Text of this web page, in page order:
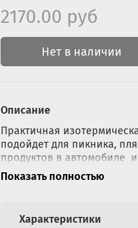
2170.00 руб
Нет в наличии
Описание
Практичная
подойдет для пикника,
продуктов в автомобиле
изотермический слой
Основные преимущества:
Показать полностью
Характеристики